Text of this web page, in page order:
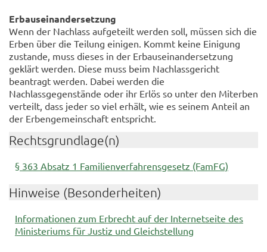
Erbauseinandersetzung
Wenn der Nachlass aufgeteilt werden soll, müssen sich die
Erben über die Teilung einigen. Kommt keine Einigung
zustande, muss dieses in der Erbauseinandersetzung
geklärt werden. Diese muss beim Nachlassgericht
beantragt werden. Dabei werden die
Nachlassgegenstände oder ihr Erlös so unter den Miterben
verteilt, dass jeder so viel erhält, wie es seinem Anteil an
der Erbengemeinschaft entspricht.
Rechtsgrundlage(n)
§ 363 Absatz 1 Familienverfahrensgesetz (FamFG)
Hinweise (Besonderheiten)
Informationen zum Erbrecht auf der Internetseite des
Ministeriums für Justiz und Gleichstellung